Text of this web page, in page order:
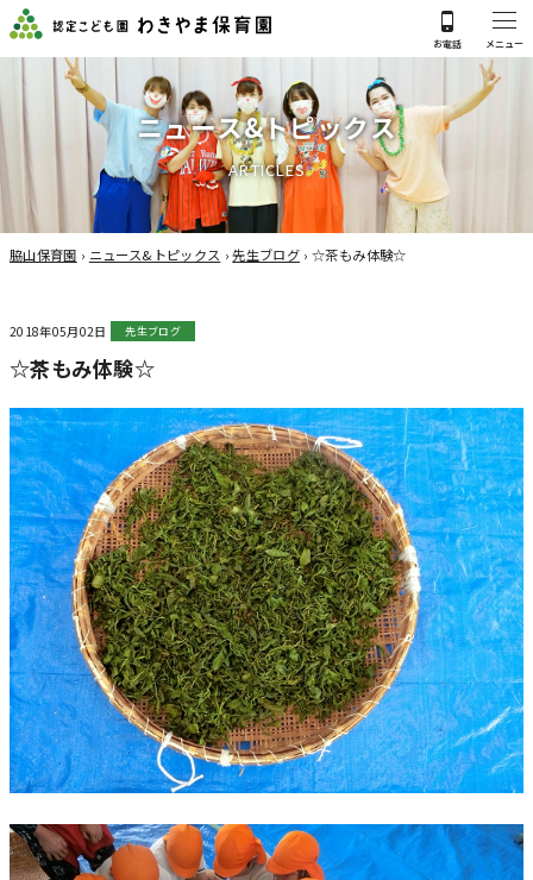
ニュース&トピックス
ARTICLES
脇山保育園 › ニュース&トピックス ›先生ブログ ›☆茶もみ体験☆
2018年05月02日 先生ブログ
☆茶もみ体験☆